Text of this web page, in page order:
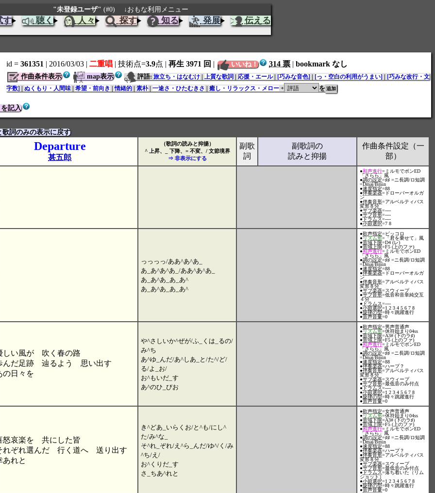
"未登録ユーザ" (#0) ↓おもな利用メニュー
聴く 人々 探す 知る 発展 伝える
id = 361351 | 2016/03/03 | 二重唱 | 技術点=3.9点 | 再生 3971 回 | いいね！ 314 票 | bookmark なし
作曲条件表示 map表示 評語: 旅立ち・はなむけ 上質な歌詞 応援・エール| [巧みな音色] [っ・空白の利用がうまい] [巧みな改行・文
字数] ぬくもり・人間味 希望・前向き |情緒的 素朴| 一途さ・ひたむきさ 癒し・リラックス・メロー + を
記入
歌詞のみの表示に戻す
Departure
甚五郎
（歌詞の読みと抑揚）
^ 上昇、_ 下降、= 不変、/ 文節境界
⇒ 非表示にする
副歌
詞
副歌詞の
読みと抑揚
作曲条件設定（一
部）
●和声進行=ミルモでポンED
「さらら」風
●調の設定=♯♯ =ニ長調/ロ短調
=Dmaj/Bmin
●速度指定=88
●伴奏楽器=ドローバーオルガ
ン
●伴奏音形=アルベルティバス
変形８分
●サブ楽器=----
●サブ音形=----
●ドラムス=----
●小節選択=7 8
っっっっ/ああ^あ^あ_
あ_あ^あ^あ_/ああ^あ^あ_
あ_あ^あ_あ_あ^
あ_あ^あ_あ_あ^
●歌声指定=ピッコロ
●リズム形=「君を乗せて」風
●音域下限=D4 (レ)
●音域上限=F5 (上のファ)
●和声進行=ミルモでポンED
「さらら」風
●調の設定=♯♯ =ニ長調/ロ短調
=Dmaj/Bmin
●速度指定=88
●伴奏楽器=ドローバーオルガ
ン
●伴奏音形=アルベルティバス
変形８分
●サブ楽器=スウィープ
●サブ音形=低音和音単純交互
４分
● ドラムス=----
●小節選択=1 2 3 4 5 6 7 8
●旋律の型=時々跳躍進行
●音声音量=0
しい風が 吹く春の路
んだ足跡 辿るよう 思い出す
の日々を
や^さしいか^ぜが/ふ_くは_るの/
み^ち
あ^ゆ_んだ/あ^しあ_と/た^/ど/
る/よ_お/
お^もいだ_す
あ^のひ_びお
●歌声指定=男声普通声
●リズム形=休符始まり04ss
●音域下限=A3# (下のラ♯)
●音域上限=F5 (上のファ)
●和声進行=ミルモでポンED
「さらら」風
●調の設定=♯♯ =ニ長調/ロ短調
=Dmaj/Bmin
●速度指定=88
●伴奏楽器=ハープ？
●伴奏音形=アルベルティバス
変形８分
●サブ楽器=スウィープ
●サブ音形=最低音のみ付点
●ドラムス=----
●小節選択=1 2 3 4 5 6 7 8
●旋律の型=時々跳躍進行
●音声音量=0
怒哀楽を 共にした皆
れぞれ選んだ 行く道へ 送り出す
あれと
き^どあ_いらくお/と^も/にし^
た/み^な_
そ^れ_ぞれ/え^ら_んだ/ゆ^/く/み
^ち/え/
お^くりだ_す
さ_ちあ^れと
●歌声指定=女声普通声
●リズム形=休符始まり04ss
●音域下限=A3# (下のラ♯)
●音域上限=F5 (上のファ)
●和声進行=ミルモでポンED
「さらら」風
●調の設定=♯♯ =ニ長調/ロ短調
=Dmaj/Bmin
●速度指定=88
●伴奏楽器=ハープ？
●伴奏音形=アルベルティバス
変形８分
●サブ楽器=スウィープ
●サブ音形=最低音のみ付点
●ドラムス=落ち着いた（リム
ショット）
●小節選択=1 2 3 4 5 6 7 8
●旋律の型=時々跳躍進行
●音声音量=0